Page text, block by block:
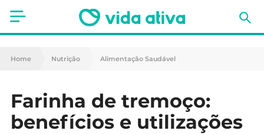
Saúde
Nutrição
Home Nutrição Alimentação Saudável
Farinha de tremoço:
benefícios e utilizações